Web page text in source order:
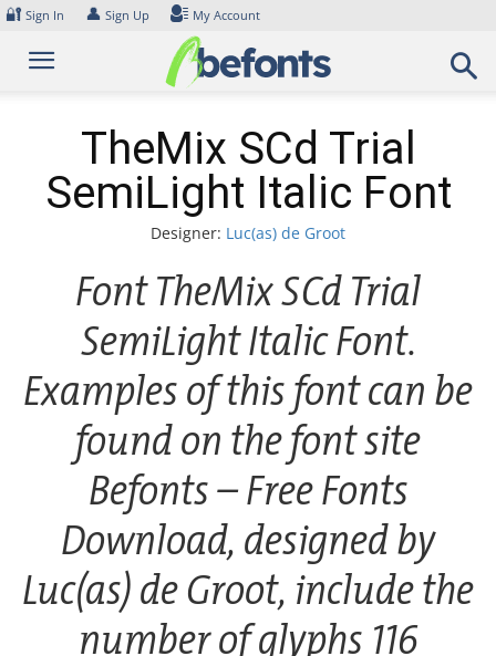
Skip
content
🔐 Sign In 👤 Sign Up My Account
TheMix SCd Trial
SemiLight Italic Font
Designer: Luc(as) de Groot
Font TheMix SCd Trial
SemiLight Italic Font.
Examples of this font can be
found on the font site
Befonts – Free Fonts
Download, designed by
Luc(as) de Groot, include the
number of glyphs 116